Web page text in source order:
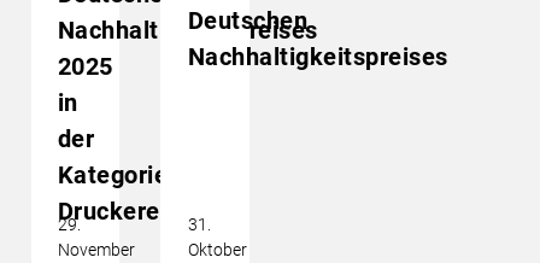
Nachhaltigkeitspreises
2025
in
der
Kategorie
Druckerei
29.
November
Deutschen
Nachhaltigkeitspreises
31.
Oktober